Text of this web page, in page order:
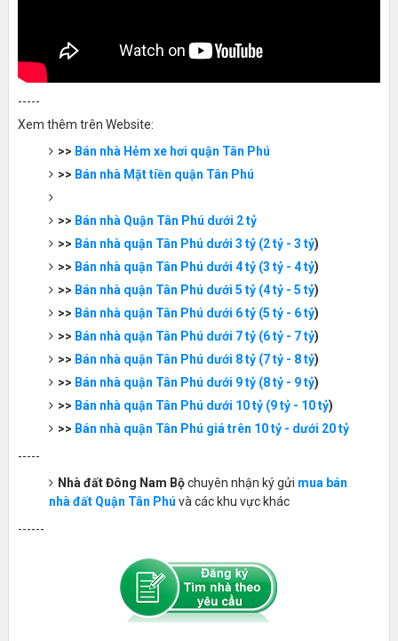
-----
Xem thêm trên Website:
>> Bán nhà Hẻm xe hơi quận Tân Phú
>> Bán nhà Mặt tiền quận Tân Phú
>> Bán nhà Quận Tân Phú dưới 2 tỷ
>> Bán nhà quận Tân Phú dưới 3 tỷ (2 tỷ - 3 tỷ)
>> Bán nhà quận Tân Phú dưới 4 tỷ (3 tỷ - 4 tỷ)
>> Bán nhà quận Tân Phú dưới 5 tỷ (4 tỷ - 5 tỷ)
>> Bán nhà quận Tân Phú dưới 6 tỷ (5 tỷ - 6 tỷ)
>> Bán nhà quận Tân Phú dưới 7 tỷ (6 tỷ - 7 tỷ)
>> Bán nhà quận Tân Phú dưới 8 tỷ (7 tỷ - 8 tỷ)
>> Bán nhà quận Tân Phú dưới 9 tỷ (8 tỷ - 9 tỷ)
>> Bán nhà quận Tân Phú dưới 10 tỷ (9 tỷ - 10 tỷ)
>> Bán nhà quận Tân Phú giá trên 10 tỷ - dưới 20 tỷ
-----
Nhà đất Đông Nam Bộchuyên nhận ký gửi mua bán
nhà đất Quận Tân Phú và các khu vực khác
------